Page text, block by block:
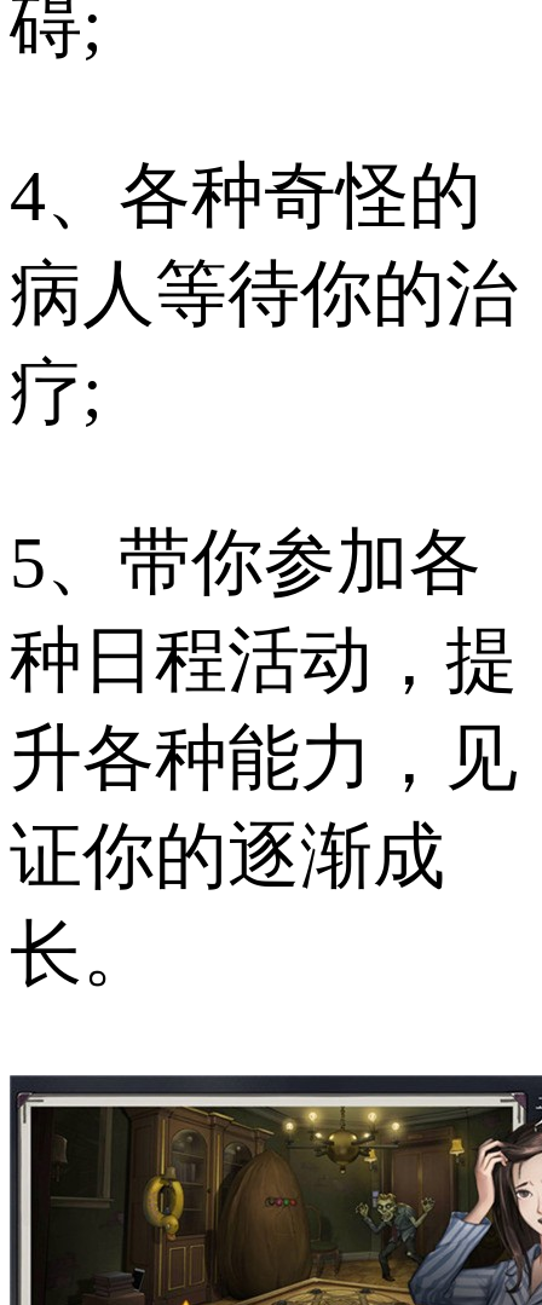
碍;
4、各种奇怪的
病人等待你的治
疗;
5、带你参加各
种日程活动，提
升各种能力，见
证你的逐渐成
长。